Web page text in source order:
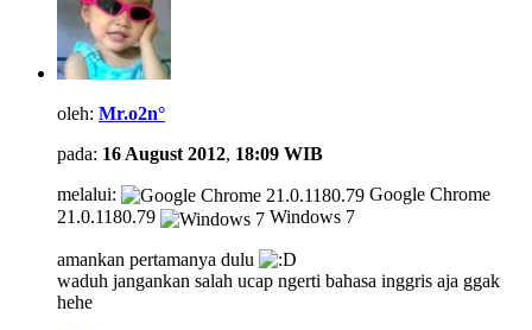
oleh: Mr.o2n°
pada: 16 August 2012, 18:09 WIB
melalui:
Google Chrome
21.0.1180.79
Windows 7
amankan pertamanya dulu
waduh jangankan salah ucap ngerti bahasa inggris aja ggak
hehe